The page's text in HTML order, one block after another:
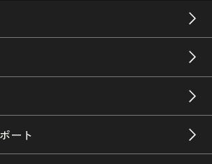
ート